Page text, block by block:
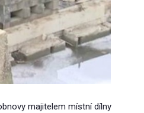
majitelem místní dílny